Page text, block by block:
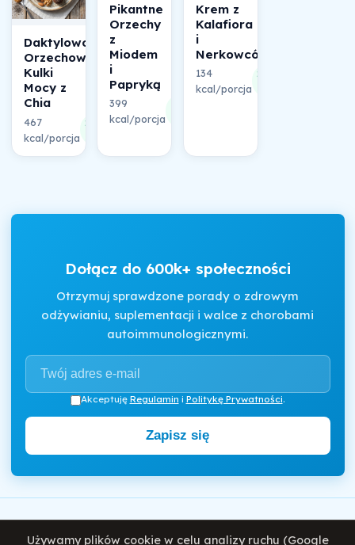
Daktylowo-
Orzechowe
Kulki
Mocy z
Chia
467
kcal/porcja
24%
Pikantne
Orzechy
z
Miodem
i
Papryką
399
kcal/porcja
Krem z
Kalafiora
i
Nerkowców
134
kcal/porcja
21%
Dołącz do 600k+ społeczności
Otrzymuj sprawdzone porady o zdrowym
odżywianiu, suplementacji i walce z chorobami
autoimmunologicznymi.
Akceptuję Regulamin i Politykę Prywatności.
Zapisz się
Używamy plików cookie w celu analizy ruchu (Google